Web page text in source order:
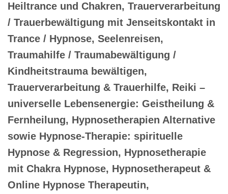
Heiltrance und Chakren, Trauerverarbeitung
/ Trauerbewältigung mit Jenseitskontakt in
Trance / Hypnose, Seelenreisen,
Traumahilfe / Traumabewältigung /
Kindheitstrauma bewältigen,
Trauerverarbeitung & Trauerhilfe, Reiki –
universelle Lebensenergie: Geistheilung &
Fernheilung, Hypnosetherapien Alternative
sowie Hypnose-Therapie: spirituelle
Hypnose & Regression, Hypnosetherapie
mit Chakra Hypnose, Hypnosetherapeut &
Online Hypnose Therapeutin,